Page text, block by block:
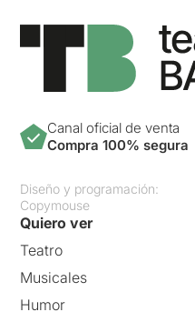
Canal oficial de venta
Compra 100% segura
Diseño y programación:
Copymouse
Quiero ver
Teatro
Musicales
Humor